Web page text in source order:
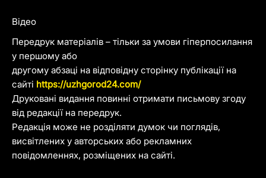
Передрук матеріалів – тільки за умови гіперпосилання
у першому або
другому абзаці на відповідну сторінку публікації на
сайті https://uzhgorod24.com/
Друковані видання повинні отримати письмову згоду
від редакції на передрук.
Редакція може не розділяти думок чи поглядів,
висвітлених у авторських або рекламних
повідомленнях, розміщених на сайті.
Відео